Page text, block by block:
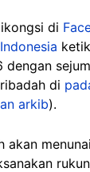
di
Indonesia
di
arkib).
akan